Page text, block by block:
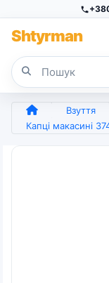
Shtyrman
Взуття
Капці макасині 3741 розмір